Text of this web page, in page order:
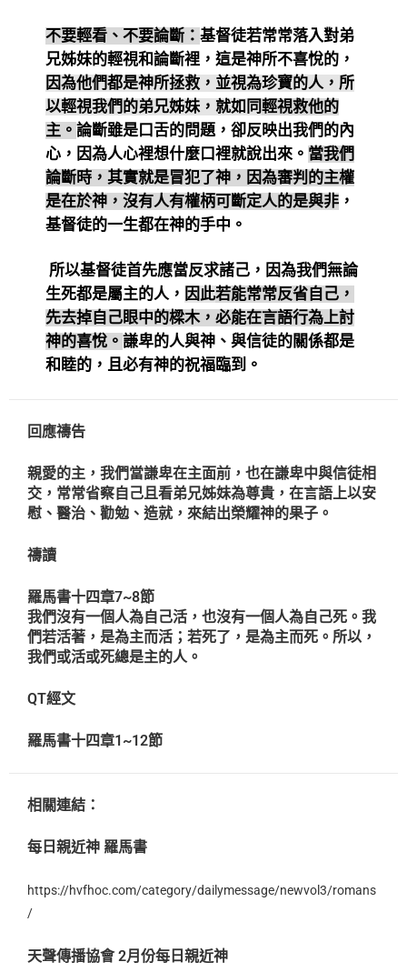
不要輕看、不要論斷： 基督徒若常常落入對弟
兄姊妹的輕視和論斷裡，這是神所不喜悅的，
因為他們都是神所拯救，並視為珍寶的人，所
以輕視我們的弟兄姊妹，就如同輕視救他的
主。 論斷雖是口舌的問題，卻反映出我們的內
心，因為人心裡想什麼口裡就說出來。 當我們
論斷時，其實就是冒犯了神，因為審判的主權
是在於神，沒有人有權柄可斷定人的是與非 ，
基督徒的一生都在神的手中。
所以基督徒首先應當反求諸己，因為我們無論
生死都是屬主的人， 因此若能常常反省自己，
先去掉自己眼中的樑木，必能在言語行為上討
神的喜悅。 謙卑的人與神、與信徒的關係都是
和睦的，且必有神的祝福臨到。
回應禱告
親愛的主，我們當謙卑在主面前，也在謙卑中與信徒相
交，常常省察自己且看弟兄姊妹為尊貴，在言語上以安
慰、醫治、勸勉、造就，來結出榮耀神的果子。
禱讀
羅馬書十四章7~8節
我們沒有一個人為自己活，也沒有一個人為自己死。我
們若活著，是為主而活；若死了，是為主而死。所以，
我們或活或死總是主的人。
QT經文
羅馬書十四章1~12節
相關連結：
每日親近神 羅馬書
https://hvfhoc.com/category/dailymessage/newvol3/romans
/
天聲傳播協會 2月份每日親近神